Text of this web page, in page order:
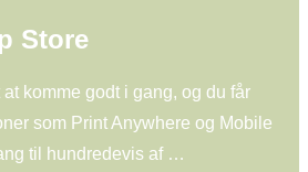
Store
komme godt i gang, og du får
som Print Anywhere og Mobile
til hundredevis af …